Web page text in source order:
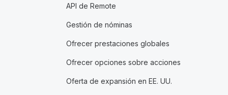
API de Remote
Gestión de nóminas
Ofrecer prestaciones globales
Ofrecer opciones sobre acciones
Oferta de expansión en EE. UU.